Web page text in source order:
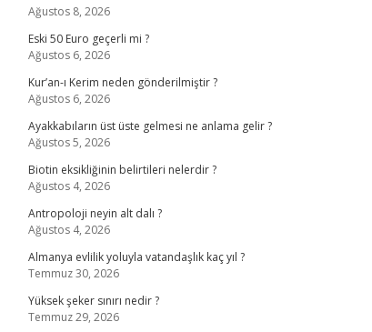
Ağustos 8, 2026
Eski 50 Euro geçerli mi ?
Ağustos 6, 2026
Kur’an-ı Kerim neden gönderilmiştir ?
Ağustos 6, 2026
Ayakkabıların üst üste gelmesi ne anlama gelir ?
Ağustos 5, 2026
Biotin eksikliğinin belirtileri nelerdir ?
Ağustos 4, 2026
Antropoloji neyin alt dalı ?
Ağustos 4, 2026
Almanya evlilik yoluyla vatandaşlık kaç yıl ?
Temmuz 30, 2026
Yüksek şeker sınırı nedir ?
Temmuz 29, 2026